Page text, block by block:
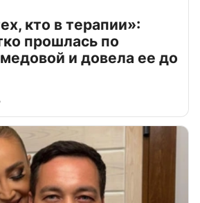
кто в терапии»:
прошлась по
и довела ее до